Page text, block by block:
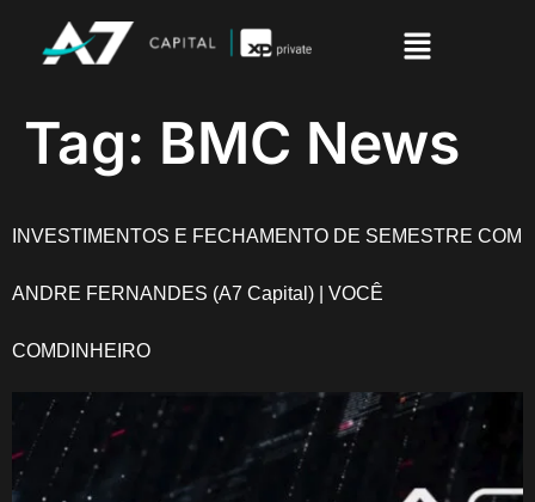
Tag: BMC News
INVESTIMENTOS E FECHAMENTO DE SEMESTRE COM
ANDRE FERNANDES (A7 Capital) | VOCÊ
COMDINHEIRO